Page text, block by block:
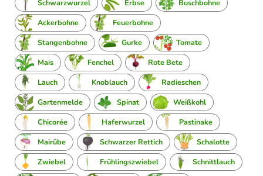
Schwarzwurzel Erbse
Buschbohne
Ackerbohne
Feuerbohne
Stangenbohne
Gurke
Tomate
Mais
Fenchel
Rote Bete
Lauch
Knoblauch
Radieschen
Gartenmelde
Spinat
Weißkohl
Chicorée
Haferwurzel
Pastinake
Mairübe
Schwarzer Rettich
Schalotte
Zwiebel
Frühlingszwiebel
Schnittlauch